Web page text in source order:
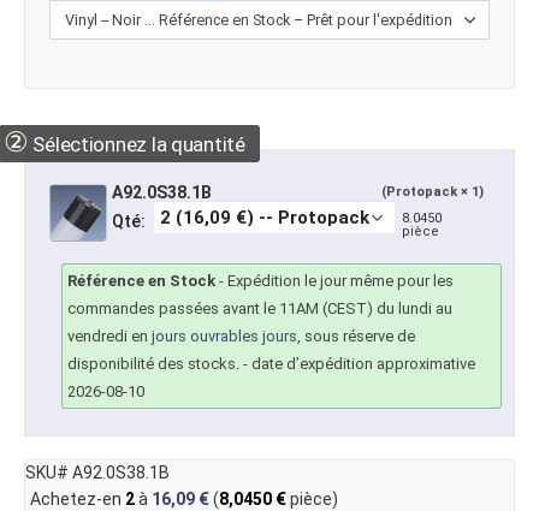
② Sélectionnez la quantité
A92.0S38.1B (Protopack × 1)
Qté:
8.0450
pièce
Référence en Stock - Expédition le jour même pour les
commandes passées avant le 11AM (CEST) du lundi au
vendredi en jours ouvrables jours, sous réserve de
disponibilité des stocks. - date d’expédition approximative
2026-08-10
SKU# A92.0S38.1B
Achetez-en 2à 16,09 €(8,0450 €pièce)